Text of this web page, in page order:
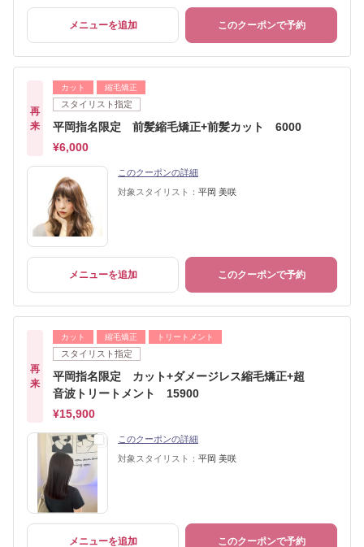
メニューを追加 このクーポンで予約
再
来
カット 縮毛矯正
スタイリスト指定
平岡指名限定 前髪縮毛矯正+前髪カット 6000
¥6,000
このクーポンの詳細
対象スタイリスト： 平岡 美咲
メニューを追加 このクーポンで予約
再
来
カット 縮毛矯正 トリートメント
スタイリスト指定
平岡指名限定 カット+ダメージレス縮毛矯正+超
音波トリートメント 15900
¥15,900
このクーポンの詳細
対象スタイリスト： 平岡 美咲
メニューを追加 このクーポンで予約